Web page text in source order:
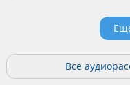
Все